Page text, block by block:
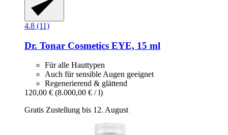
4.8 (11)
Dr. Tonar Cosmetics EYE, 15 ml
Für alle Hauttypen
Auch für sensible Augen geeignet
Regenerierend & glättend
120,00 € (8.000,00 € / l)
Gratis Zustellung bis 12. August